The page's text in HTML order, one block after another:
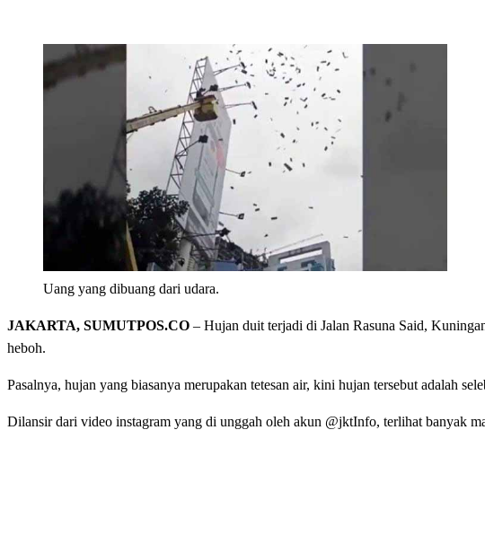
Uang yang dibuang dari udara.
JAKARTA, SUMUTPOS.CO – Hujan duit terjadi di Jalan Rasuna Said,
heboh.
Pasalnya, hujan yang biasanya merupakan tetesan air, kini hujan tersebut adalah
Dilansir dari video instagram yang di unggah oleh akun @jktInfo, terlihat banyak